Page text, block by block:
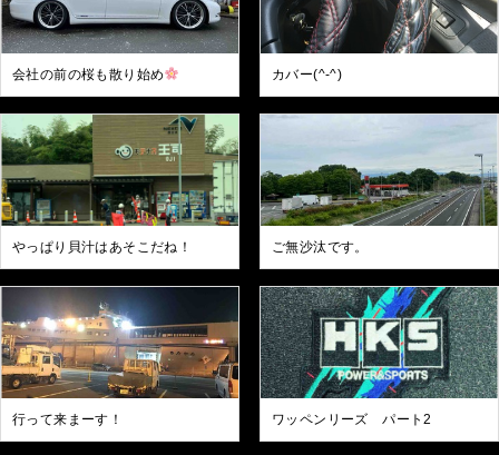
会社の前の桜も散り始め カバー(^-^)
やっぱり貝汁はあそこだね！ ご無沙汰です。
行って来まーす！ ワッペンリーズ パート2